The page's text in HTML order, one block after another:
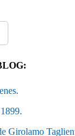
Girolamo